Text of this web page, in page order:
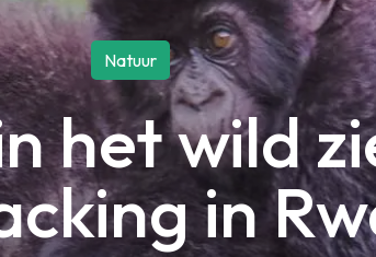
Natuur
het wild
in